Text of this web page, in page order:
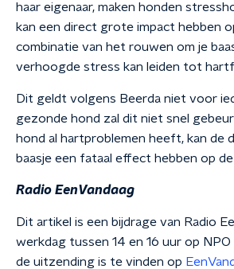
haar eigenaar, maken honden
kan een direct grote impact hebben
combinatie van het rouwen om je
verhoogde stress kan leiden tot
Dit geldt volgens Beerda niet voor
gezonde hond zal dit niet snel
hond al hartproblemen heeft, kan de
baasje een fataal effect hebben op
Radio EenVandaag
Dit artikel is een bijdrage van Radio
werkdag tussen 14 en 16 uur op NPO
de uitzending is te vinden op